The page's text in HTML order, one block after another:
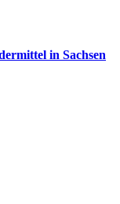
in Sachsen